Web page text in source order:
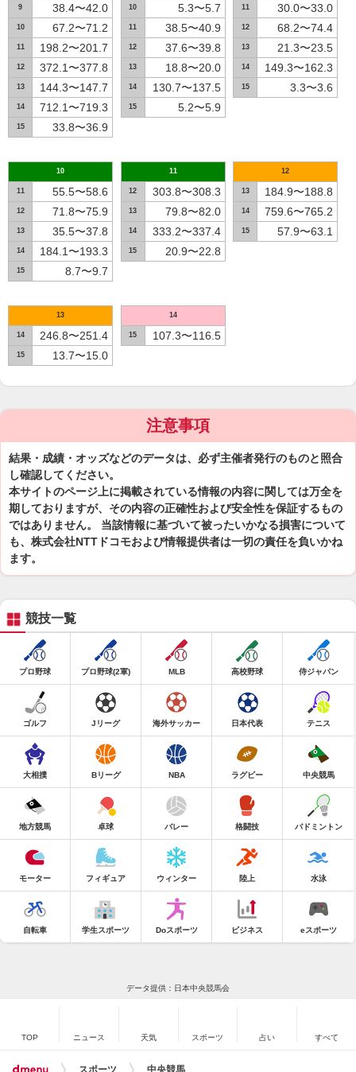
9 38.4〜42.0
10 67.2〜71.2
11 198.2〜201.7
12 372.1〜377.8
13 144.3〜147.7
14 712.1〜719.3
15 33.8〜36.9
10 5.3〜5.7
11 38.5〜40.9
12 37.6〜39.8
13 18.8〜20.0
14 130.7〜137.5
15 5.2〜5.9
11 30.0〜33.0
12 68.2〜74.4
13 21.3〜23.5
14 149.3〜162.3
15 3.3〜3.6
10
11 55.5〜58.6
12 71.8〜75.9
13 35.5〜37.8
14 184.1〜193.3
15 8.7〜9.7
11
12 303.8〜308.3
13 79.8〜82.0
14 333.2〜337.4
15 20.9〜22.8
12
13 184.9〜188.8
14 759.6〜765.2
15 57.9〜63.1
13
14 246.8〜251.4
15 13.7〜15.0
14
15 107.3〜116.5
注意事項
結果・成績・オッズなどのデータは、必ず主催者発行のものと照合
し確認してください。
本サイトのページ上に掲載されている情報の内容に関しては万全を
期しておりますが、その内容の正確性および安全性を保証するもの
ではありません。 当該情報に基づいて被ったいかなる損害について
も、株式会社NTTドコモおよび情報提供者は一切の責任を負いかね
ます。
競技一覧
プロ野球 プロ野球(2軍) MLB 高校野球 侍ジャパン
ゴルフ Jリーグ 海外サッカー 日本代表 テニス
大相撲 Bリーグ NBA ラグビー 中央競馬
地方競馬 卓球 バレー 格闘技 バドミントン
モーター フィギュア ウィンター 陸上 水泳
自転車 学生スポーツ Doスポーツ ビジネス eスポーツ
データ提供：日本中央競馬会
TOP ニュース 天気 スポーツ 占い すべて
スポーツ 中央競馬